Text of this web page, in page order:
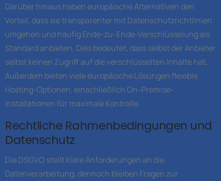
Darüber hinaus haben europäische Alternativen den
Vorteil, dass sie transparenter mit Datenschutzrichtlinien
umgehen und häufig Ende-zu-Ende-Verschlüsselung als
Standard anbieten. Dies bedeutet, dass selbst der Anbieter
selbst keinen Zugriff auf die verschlüsselten Inhalte hat.
Außerdem bieten viele europäische Lösungen flexible
Hosting-Optionen, einschließlich On-Premise-
Installationen für maximale Kontrolle.
Rechtliche Rahmenbedingungen und
Datenschutz
Die DSGVO stellt klare Anforderungen an die
Datenverarbeitung, dennoch bleiben Fragen zur